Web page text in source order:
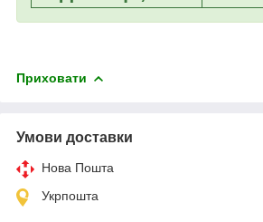
Приховати
Умови доставки
Нова Пошта
Укрпошта